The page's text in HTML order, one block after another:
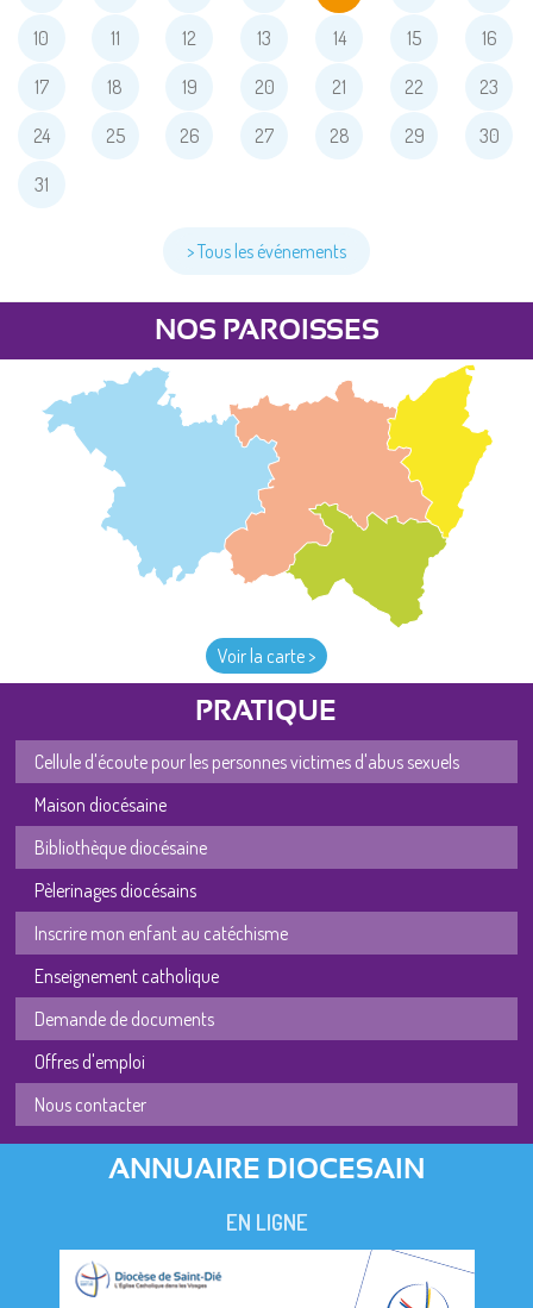
10 11 12 13 14 15 16
17 18 19 20 21 22 23
24 25 26 27 28 29 30
31
> Tous les événements
NOS PAROISSES
Voir la carte >
PRATIQUE
Cellule d'écoute pour les personnes victimes d'abus sexuels
Maison diocésaine
Bibliothèque diocésaine
Pèlerinages diocésains
Inscrire mon enfant au catéchisme
Enseignement catholique
Demande de documents
Offres d'emploi
Nous contacter
ANNUAIRE DIOCESAIN
EN LIGNE